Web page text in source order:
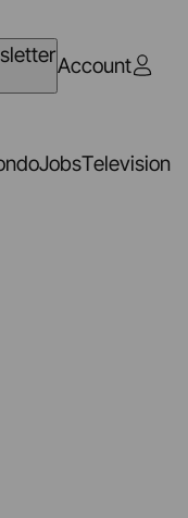
Account
JobsTelevision